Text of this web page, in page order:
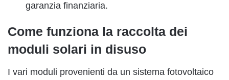
garanzia finanziaria.
Come funziona la raccolta dei
moduli solari in disuso
I vari moduli provenienti da un sistema fotovoltaico